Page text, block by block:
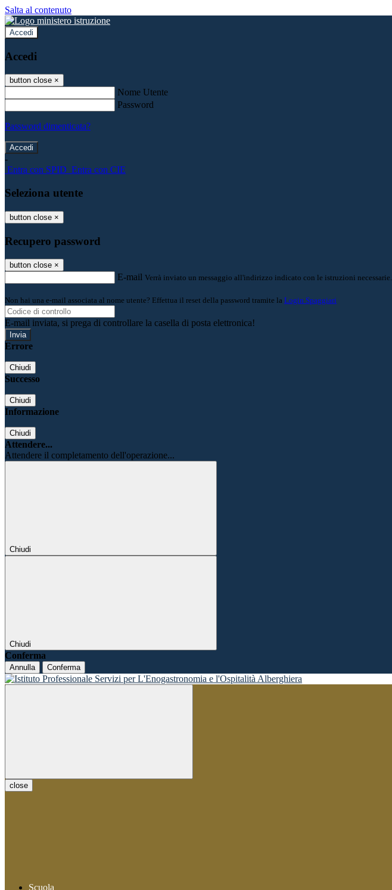
Salta al contenuto
Accedi
Accedi
button close ×
Nome Utente
Password
Password dimenticata?
-
Entra con SPID Entra con CIE
Seleziona utente
button close ×
Recupero password
button close ×
E-mail Verrà inviato un messaggio all'indirizzo indicato con le istruzioni necessarie.
Non hai una e-mail associata al nome utente? Effettua il reset della password tramite la Login Spaggiari
E-mail inviata, si prega di controllare la casella di posta elettronica!
Errore
Chiudi
Successo
Chiudi
Informazione
Chiudi
Attendere...
Attendere il completamento dell'operazione...
Chiudi
Chiudi
Conferma
Annulla Conferma
close
Scuola